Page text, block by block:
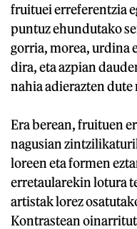
fruituei erreferentzia
puntuz ehundutako
gorria, morea, urdina
dira, eta azpian
nahia adierazten dute
Era berean, fruituen
nagusian
loreen eta formen
erretaularekin lotura
artistak lorez
Kontrastean